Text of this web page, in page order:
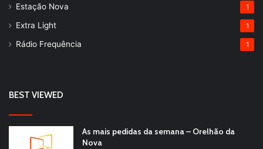
Estação Nova 1
Extra Light 1
Rádio Frequência 1
BEST VIEWED
As mais pedidas da semana – Orelhão da
Nova